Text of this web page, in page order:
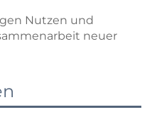
Nutzen und
neuer